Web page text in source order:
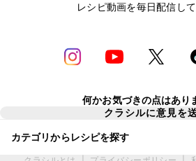
レシピ動画を毎日配信して
何かお気づきの点はあり
クラシルに意見を
カテゴリからレシピを探す